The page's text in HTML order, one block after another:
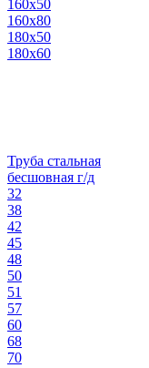
160х50
160х80
180х50
180х60
Труба стальная
бесшовная г/д
32
38
42
45
48
50
51
57
60
68
70